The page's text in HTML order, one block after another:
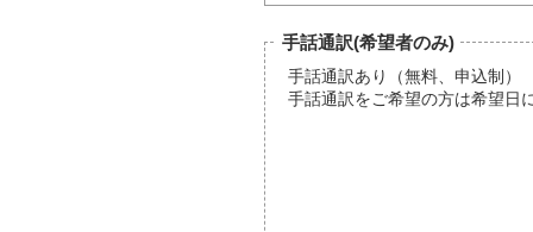
手話通訳(希望者のみ)
手話通訳あり（無料、申込制）
手話通訳をご希望の方は希望日